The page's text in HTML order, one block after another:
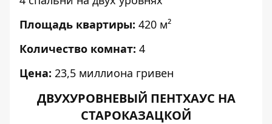
Площадь квартиры: 420 м²
Количество комнат: 4
Цена: 23,5 миллиона гривен
ДВУХУРОВНЕВЫЙ ПЕНТХАУС НА
СТАРОКАЗАЦКОЙ